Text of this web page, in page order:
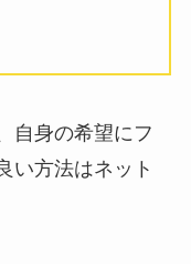
自身の希望にフ
い方法はネット